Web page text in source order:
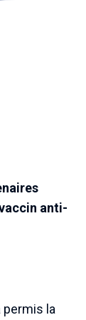
anti-
permis la